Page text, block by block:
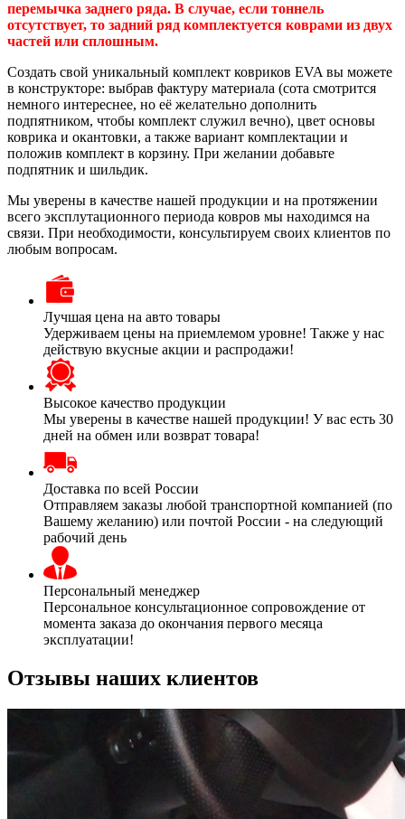
перемычка заднего ряда. В случае, если тоннель
отсутствует, то задний ряд комплектуется коврами из двух
частей или сплошным.
Создать свой уникальный комплект ковриков EVA вы можете
в конструкторе: выбрав фактуру материала (сота смотрится
немного интереснее, но её желательно дополнить
подпятником, чтобы комплект служил вечно), цвет основы
коврика и окантовки, а также вариант комплектации и
положив комплект в корзину. При желании добавьте
подпятник и шильдик.
Мы уверены в качестве нашей продукции и на протяжении
всего эксплутационного периода ковров мы находимся на
связи. При необходимости, консультируем своих клиентов по
любым вопросам.
Лучшая цена на авто товары
Удерживаем цены на приемлемом уровне! Также у нас
действую вкусные акции и распродажи!
Высокое качество продукции
Мы уверены в качестве нашей продукции! У вас есть 30
дней на обмен или возврат товара!
Доставка по всей России
Отправляем заказы любой транспортной компанией (по
Вашему желанию) или почтой России - на следующий
рабочий день
Персональный менеджер
Персональное консультационное сопровождение от
момента заказа до окончания первого месяца
эксплуатации!
Отзывы наших клиентов